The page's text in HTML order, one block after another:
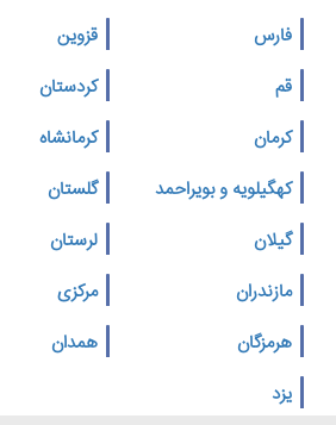
فارس
قزوین
قم
کردستان
کرمان
کرمانشاه
کهگیلویه و بویراحمد
گلستان
گیلان
لرستان
مازندران
مرکزی
هرمزگان
همدان
یزد